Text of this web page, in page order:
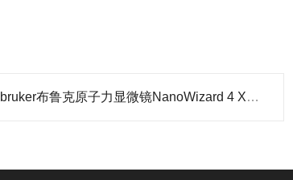
bruker布鲁克原子力显微镜NanoWizard 4 XP 售后*